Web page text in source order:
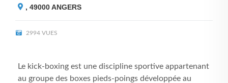
, 49000ANGERS
2994 VUES
Le kick-boxing est une discipline sportive appartenant
au groupe des boxes pieds-poings développée au